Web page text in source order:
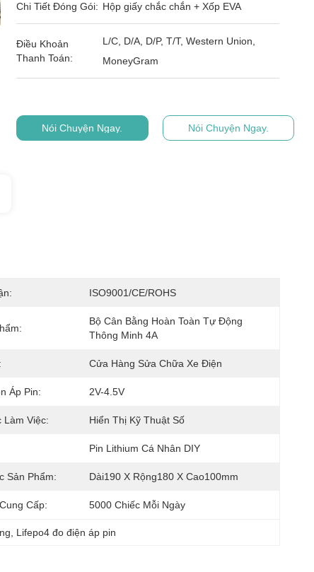
Chi Tiết Đóng Gói: Hộp giấy chắc chắn + Xốp EVA
Điều Khoản
Thanh Toán:
L/C, D/A, D/P, T/T, Western Union,
MoneyGram
Nói Chuyện Ngay. Nói Chuyện Ngay.
ISO9001/CE/ROHS
Bộ Cân Bằng Hoàn Toàn Tự Động
Thông Minh 4A
Cửa Hàng Sửa Chữa Xe Điện
Áp Pin: 2V-4.5V
Làm Việc: Hiển Thị Kỹ Thuật Số
Pin Lithium Cá Nhân DIY
Sản Phẩm: Dài190 X Rộng180 X Cao100mm
Cấp: 5000 Chiếc Mỗi Ngày
Lifepo4 đo điện áp pin